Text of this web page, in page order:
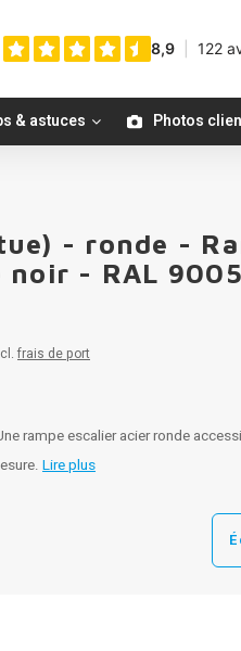
& astuces Photos
- ronde -
noir - RAL 9005
frais de port
rampe escalier acier ronde
Lire plus